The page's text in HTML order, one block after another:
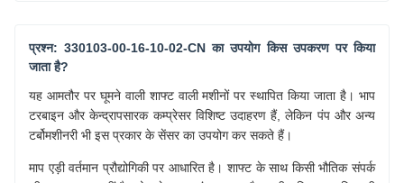
प्रश्न: 330103-00-16-10-02-CN का उपयोग किस उपकरण पर किया
जाता है?
यह आमतौर पर घूमने वाली शाफ्ट वाली मशीनों पर स्थापित किया जाता है। भाप
टरबाइन और केन्द्रापसारक कम्प्रेसर विशिष्ट उदाहरण हैं, लेकिन पंप और अन्य
टर्बोमशीनरी भी इस प्रकार के सेंसर का उपयोग कर सकते हैं।
माप एड़ी वर्तमान प्रौद्योगिकी पर आधारित है। शाफ्ट के साथ किसी भौतिक संपर्क